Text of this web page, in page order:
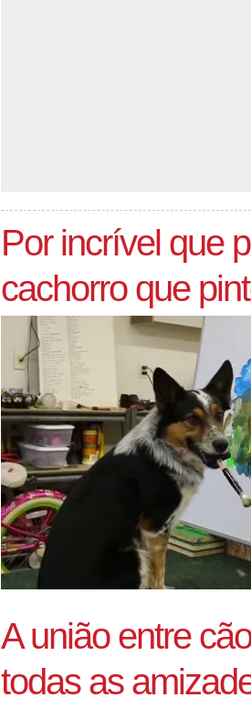
Por incrível que
cachorro que
A união entre
todas as